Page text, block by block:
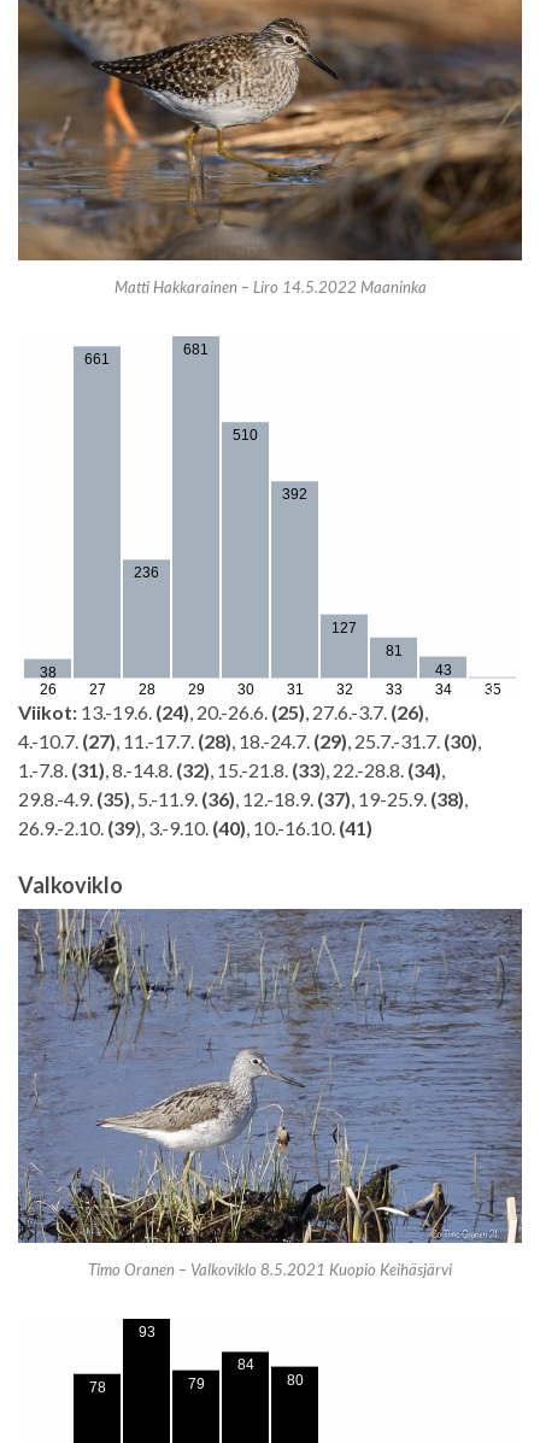
Matti Hakkarainen – Liro 14.5.2022 Maaninka
Viikot: 13.-19.6. (24) , 20.-26.6. (25) , 27.6.-3.7. (26)
4.-10.7. (27) , 11.-17.7. (28) , 18.-24.7. (29) , 25.7.-31.7. (30)
1.-7.8. (31) , 8.-14.8. (32) , 15.-21.8. (33), 22.-28.8. (34)
29.8.-4.9. (35) , 5.-11.9. (36) , 12.-18.9. (37) , 19-25.9. (38)
26.9.-2.10. (39), 3.-9.10. (40) , 10.-16.10. (41)
Valkoviklo
Timo Oranen – Valkoviklo 8.5.2021 Kuopio Keihäsjärvi